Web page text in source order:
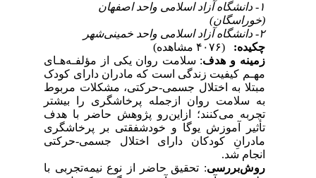
۱- دانشگاه آزاد اسلامی واحد اصفهان
(خوراسگان)
۲- دانشگاه آزاد اسلامی واحد خمینی‌شهر
چکیده:
زمینه و هدف: ﺳﻼﻣﺖ روان یکی از مؤﻟﻔـﻪﻫـﺎی
ﻣﻬـﻢ ﻛﻴﻔﻴﺖ زندگی ‌است که مادران دارای کودک
مبتلا به اختلال جسمی-حرکتی، مشکلات مربوط
به سلامت روان ازجمله پرخاشگری را بیشتر
تجربه می‌کنند؛ ازاین‌رو پژوهش حاضر با هدف
تأثیر آموزش یوگا و خودشفقتی بر پرخاشگری
مادرانِ کودکان دارای اختلال جسمی-حرکتی
انجام شد.
روش‌بررسی: تحقیق حاضر از نوع نیمه‌تجربی با